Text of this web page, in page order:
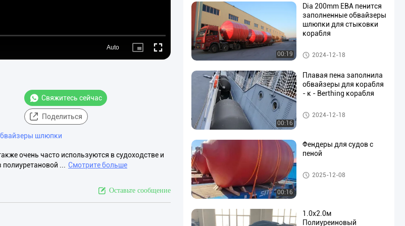
Auto
Picture- Fullscreen
Свяжитесь сейчас
Поделиться
шлюпки
очень часто используются в судоходстве и
... Смотрите больше
Оставьте сообщение
00:19
Dia 200mm ЕВА пенится
заполненные обвайзеры
шлюпки для стыковки
корабля
Обвайзеры заполненные пен
ой
2024-12-18
00:16
Плавая пена заполнила
обвайзеры для корабля
- к - Berthing корабля
Обвайзеры заполненные пен
ой
2024-12-18
00:16
Фендеры для судов с
пеной
Обвайзеры заполненные пен
ой
2025-12-08
1.0x2.0м
Полиуреиновый